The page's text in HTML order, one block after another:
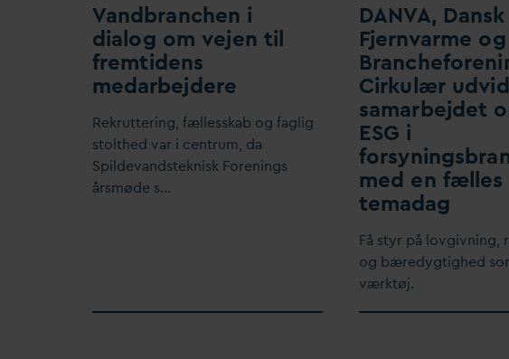
Vandbranchen i
dialog om vejen til
fremtidens
medarbejdere
Rekruttering, fællesskab og faglig
stolthed var i centrum, da
Spildevandsteknisk Forenings
årsmøde s…
DANVA, Dansk
Fjernvarme og
Cirkulær
samarbejdet
ESG i
med en fælles
temadag
Få styr på lovgivning,
og bæredygtighed
værktøj.